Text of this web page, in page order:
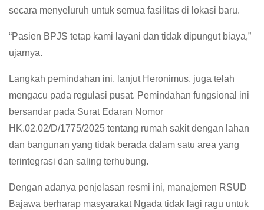
secara menyeluruh untuk semua fasilitas di lokasi baru.
“Pasien BPJS tetap kami layani dan tidak dipungut biaya,”
ujarnya.
Langkah pemindahan ini, lanjut Heronimus, juga telah
mengacu pada regulasi pusat. Pemindahan fungsional ini
bersandar pada Surat Edaran Nomor
HK.02.02/D/1775/2025 tentang rumah sakit dengan lahan
dan bangunan yang tidak berada dalam satu area yang
terintegrasi dan saling terhubung.
Dengan adanya penjelasan resmi ini, manajemen RSUD
Bajawa berharap masyarakat Ngada tidak lagi ragu untuk